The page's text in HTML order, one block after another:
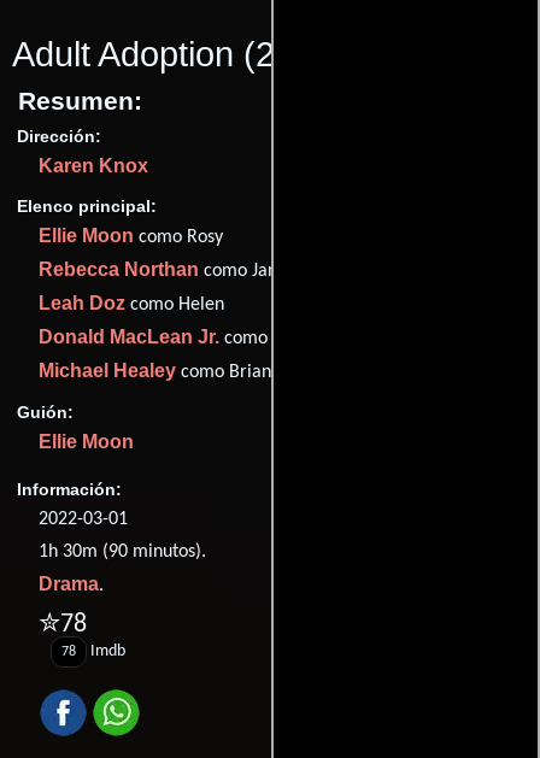
Adult Adoption (2022)
Resumen:
Dirección:
Karen Knox
Elenco principal:
Ellie Moon como Rosy
Rebecca Northan como Jane
Leah Doz como Helen
Donald MacLean Jr. como Dan
Michael Healey como Brian
Guión:
Ellie Moon
Información:
2022-03-01
1h 30m (90 minutos).
Drama.
✮78
78 Imdb